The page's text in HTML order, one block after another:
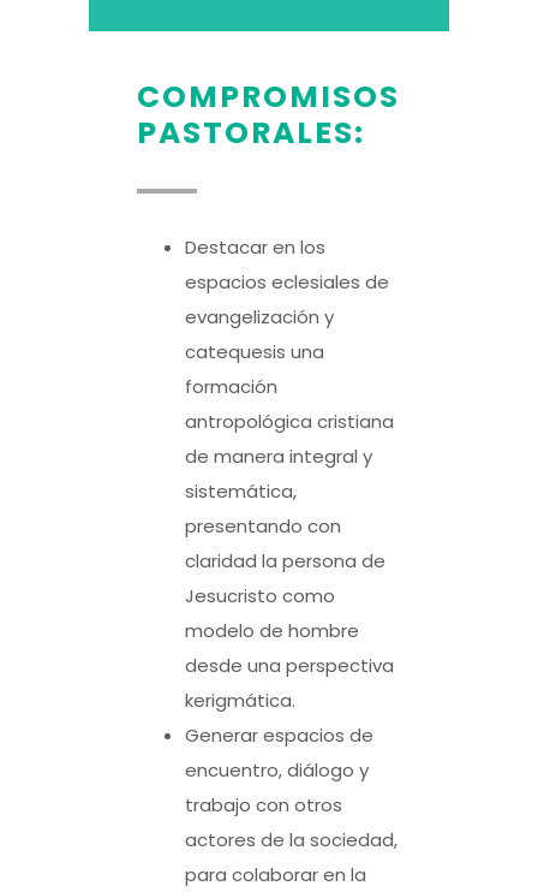
COMPROMISOS
PASTORALES:
Destacar en los
espacios eclesiales de
evangelización y
catequesis una
formación
antropológica cristiana
de manera integral y
sistemática,
presentando con
claridad la persona de
Jesucristo como
modelo de hombre
desde una perspectiva
kerigmática.
Generar espacios de
encuentro, diálogo y
trabajo con otros
actores de la sociedad,
para colaborar en la